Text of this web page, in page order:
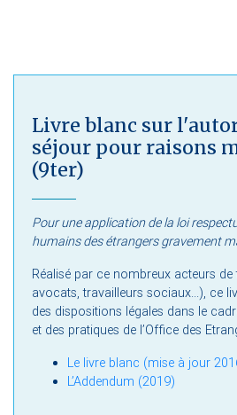
Livre blanc sur
séjour pour raisons
(9ter)
Pour une application de la loi
humains des étrangers gravement
Réalisé par ce nombreux acteurs
avocats, travailleurs sociaux...), ce
des dispositions légales dans le
et des pratiques de l’Office des
Le livre blanc (mise à jour
L’Addendum (2019)